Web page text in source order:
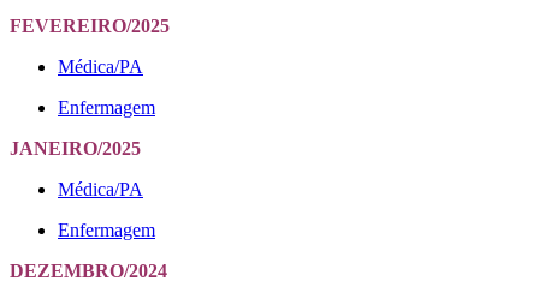
FEVEREIRO/2025
Médica/PA
Enfermagem
JANEIRO/2025
Médica/PA
Enfermagem
DEZEMBRO/2024